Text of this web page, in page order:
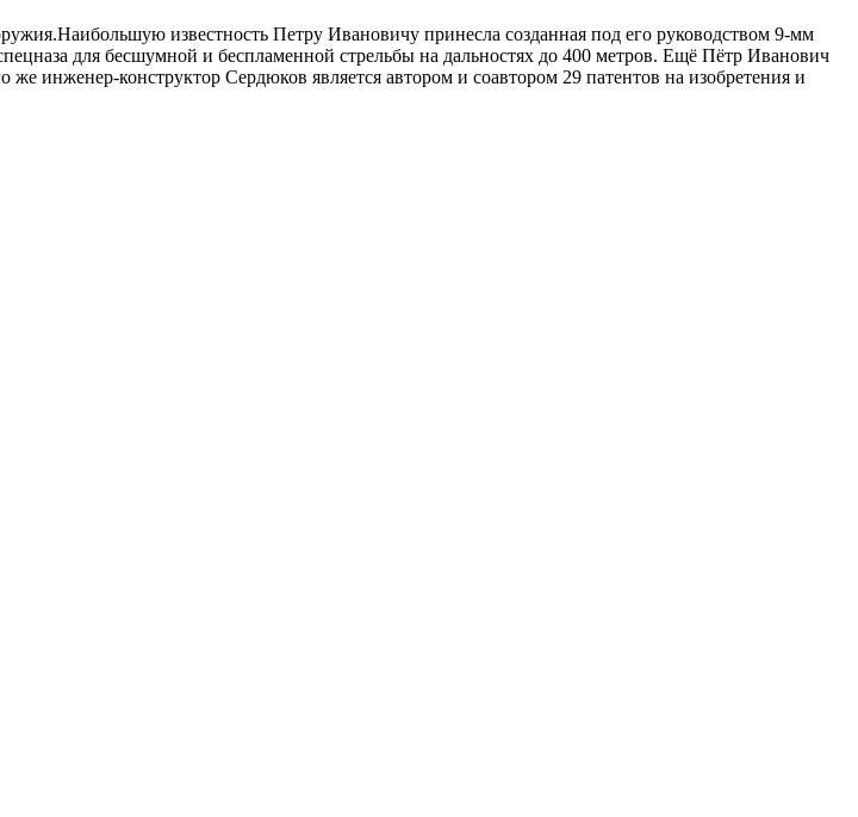
известность Петру Ивановичу принесла созданная под его руководством 9-мм
для бесшумной и беспламенной стрельбы на дальностях до 400 метров. Ещё Пётр Иванович
инженер-конструктор Сердюков является автором и соавтором 29 патентов на изобретения и